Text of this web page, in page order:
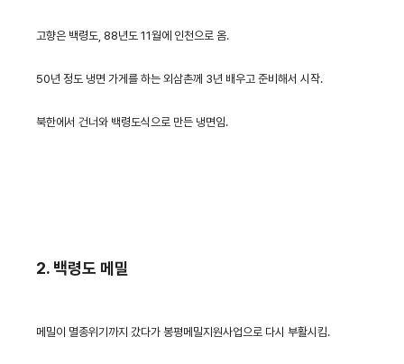
고향은 백령도, 88년도 11월에 인천으로 옴.
50년 정도 냉면 가게를 하는 외삼촌께 3년 배우고 준비해서 시작.
북한에서 건너와 백령도식으로 만든 냉면임.
2. 백령도 메밀
메밀이 멸종위기까지 갔다가 봉평메밀지원사업으로 다시 부활시킴.